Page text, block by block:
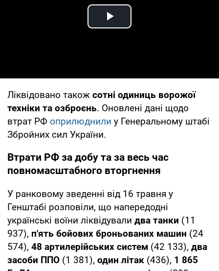
Play Video
Ліквідовано також сотні одиниць ворожої
техніки та озброєнь. Оновлені дані щодо
втрат РФ оприлюднили у Генеральному штабі
Збройних сил України.
Втрати РФ за добу та за весь час
повномасштабного вторгнення
У ранковому зведенні від 16 травня у
Генштабі розповіли, що напередодні
українські воїни ліквідували два танки (11
937), п'ять бойових броньованих машин (24
574), 48 артилерійських систем (42 133), два
засоби ППО (1 381), один літак (436), 1 865